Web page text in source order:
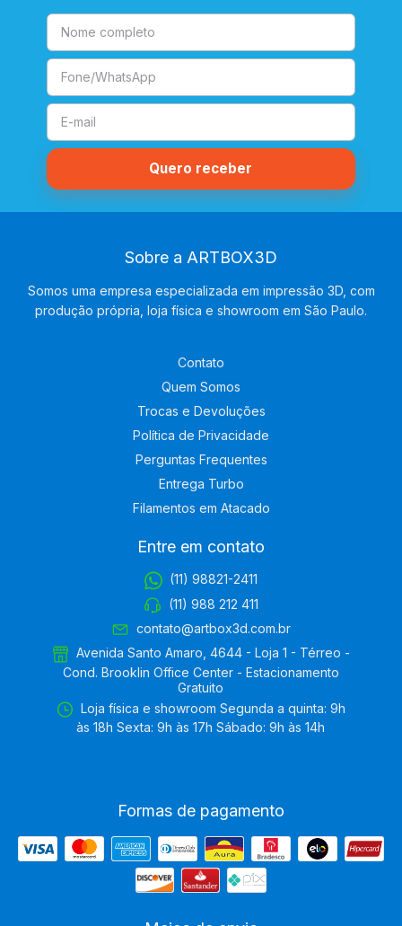
Sobre a ARTBOX3D
Somos uma empresa especializada em impressão 3D, com
produção própria, loja física e showroom em São Paulo.
Contato
Quem Somos
Trocas e Devoluções
Política de Privacidade
Perguntas Frequentes
Entrega Turbo
Filamentos em Atacado
Entre em contato
(11) 98821-2411
(11) 988 212 411
contato@artbox3d.com.br
Avenida Santo Amaro, 4644 - Loja 1 - Térreo -
Cond. Brooklin Office Center - Estacionamento
Gratuito
Loja física e showroom Segunda a quinta: 9h
às 18h Sexta: 9h às 17h Sábado: 9h às 14h
Formas de pagamento